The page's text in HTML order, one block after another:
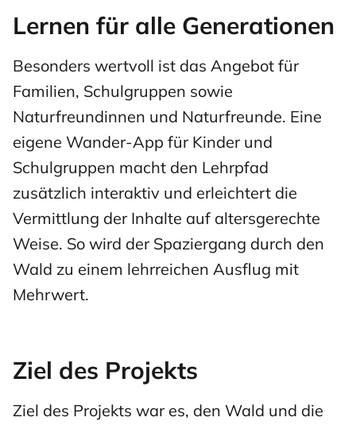
Lernen für alle Generationen
Besonders wertvoll ist das Angebot für
Familien, Schulgruppen sowie
Naturfreundinnen und Naturfreunde. Eine
eigene Wander-App für Kinder und
Schulgruppen macht den Lehrpfad
zusätzlich interaktiv und erleichtert die
Vermittlung der Inhalte auf altersgerechte
Weise. So wird der Spaziergang durch den
Wald zu einem lehrreichen Ausflug mit
Mehrwert.
Ziel des Projekts
Ziel des Projekts war es, den Wald und die